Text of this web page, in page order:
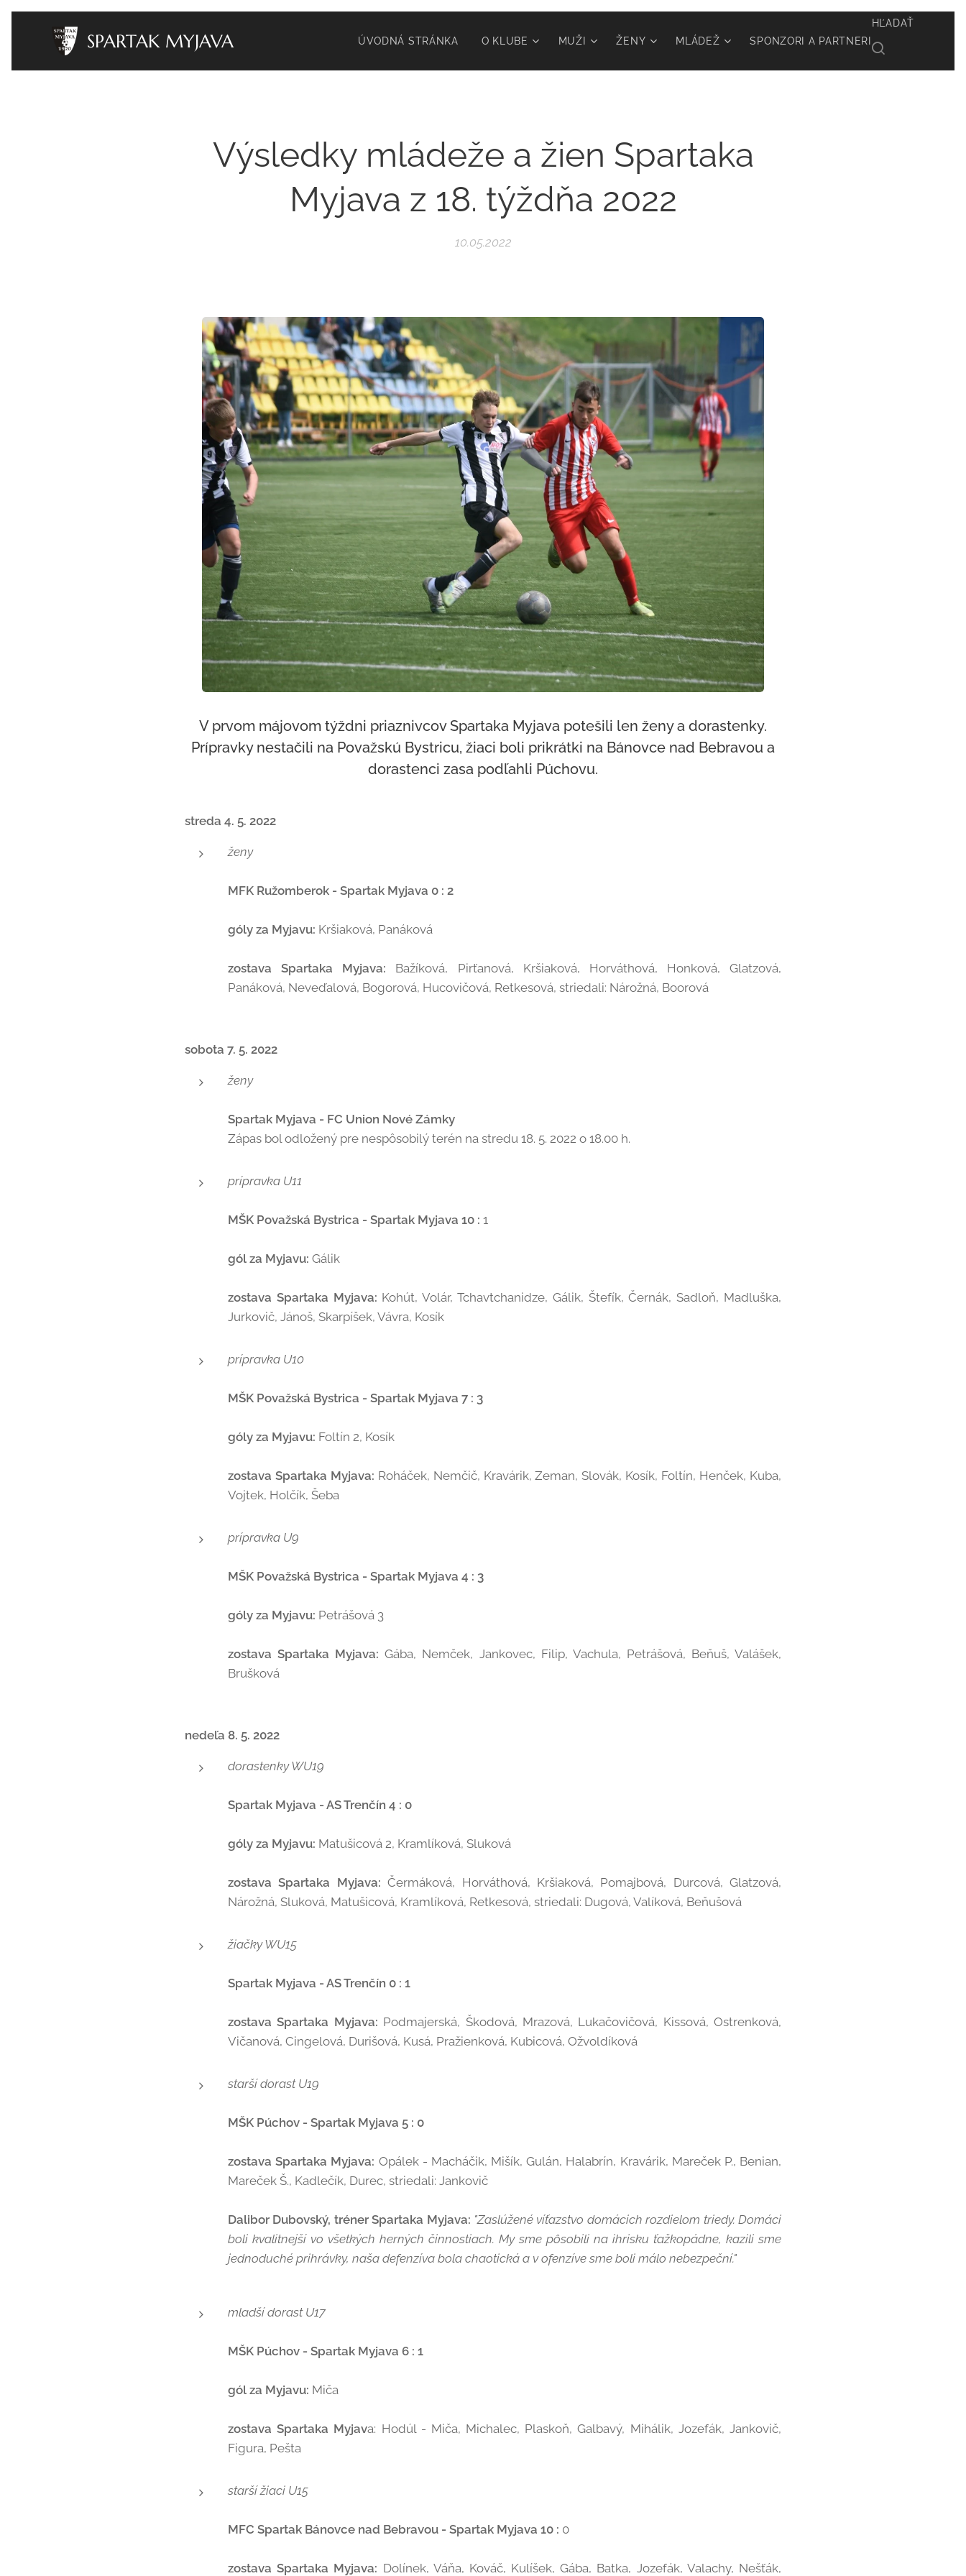
SPARTAK MYJAVA ÚVODNÁ STRÁNKA O KLUBE MUŽI ŽENY MLÁDEŽ SPONZORI A PARTNERI
HĽADAŤ
Výsledky mládeže a žien Spartaka
Myjava z 18. týždňa 2022
10.05.2022
V prvom májovom týždni priaznivcov Spartaka Myjava potešili len ženy a dorastenky.
Prípravky nestačili na Považskú Bystricu, žiaci boli prikrátki na Bánovce nad Bebravou a
dorastenci zasa podľahli Púchovu.
streda 4. 5. 2022
ženy
MFK Ružomberok - Spartak Myjava 0 : 2
góly za Myjavu: Kršiaková, Panáková
zostava Spartaka Myjava: Bažíková, Pirťanová, Kršiaková, Horváthová, Honková, Glatzová,
Panáková, Neveďalová, Bogorová, Hucovičová, Retkesová, striedali: Nárožná, Boorová
sobota 7. 5. 2022
ženy
Spartak Myjava - FC Union Nové Zámky
Zápas bol odložený pre nespôsobilý terén na stredu 18. 5. 2022 o 18.00 h.
prípravka U11
MŠK Považská Bystrica - Spartak Myjava 10 : 1
gól za Myjavu: Gálik
zostava Spartaka Myjava: Kohút, Volár, Tchavtchanidze, Gálik, Štefík, Černák, Sadloň, Madluška,
Jurkovič, Jánoš, Skarpíšek, Vávra, Kosík
prípravka U10
MŠK Považská Bystrica - Spartak Myjava 7 : 3
góly za Myjavu: Foltín 2, Kosík
zostava Spartaka Myjava: Roháček, Nemčič, Kravárik, Zeman, Slovák, Kosík, Foltín, Henček, Kuba,
Vojtek, Holčík, Šeba
prípravka U9
MŠK Považská Bystrica - Spartak Myjava 4 : 3
góly za Myjavu: Petrášová 3
zostava Spartaka Myjava: Gába, Nemček, Jankovec, Filip, Vachula, Petrášová, Beňuš, Valášek,
Brušková
nedeľa 8. 5. 2022
dorastenky WU19
Spartak Myjava - AS Trenčín 4 : 0
góly za Myjavu: Matušicová 2, Kramlíková, Sluková
zostava Spartaka Myjava:Čermáková, Horváthová, Kršiaková, Pomajbová, Durcová, Glatzová,
Nárožná, Sluková, Matušicová, Kramlíková, Retkesová, striedali: Dugová, Valíková, Beňušová
žiačky WU15
Spartak Myjava - AS Trenčín 0 : 1
zostava Spartaka Myjava: Podmajerská, Škodová, Mrazová, Lukačovičová, Kissová, Ostrenková,
Vičanová, Cingelová, Durišová, Kusá, Pražienková, Kubicová, Ožvoldíková
starší dorast U19
MŠK Púchov - Spartak Myjava 5 : 0
zostava Spartaka Myjava: Opálek - Macháčik, Mišík, Gulán, Halabrín, Kravárik, Mareček P., Benian,
Mareček Š., Kadlečík, Durec, striedali: Jankovič
Dalibor Dubovský, tréner Spartaka Myjava: "Zaslúžené víťazstvo domácich rozdielom triedy. Domáci
boli kvalitnejší vo všetkých herných činnostiach. My sme pôsobili na ihrisku ťažkopádne, kazili sme
jednoduché prihrávky, naša defenzíva bola chaotická a v ofenzíve sme boli málo nebezpeční."
mladší dorast U17
MŠK Púchov - Spartak Myjava 6 : 1
gól za Myjavu: Miča
zostava Spartaka Myjava: Hodúl - Miča, Michalec, Plaskoň, Galbavý, Mihálik, Jozefák, Jankovič,
Figura, Pešta
starší žiaci U15
MFC Spartak Bánovce nad Bebravou - Spartak Myjava 10 : 0
zostava Spartaka Myjava: Dolínek, Váňa, Kováč, Kulíšek, Gába, Batka, Jozefák, Valachy, Nešťák,